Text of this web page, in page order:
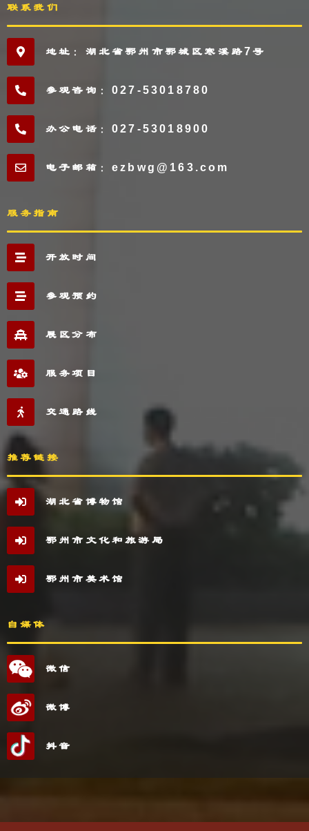
联系我们
地址：湖北省鄂州市鄂城区寒溪路7号
参观咨询：027-53018780
办公电话：027-53018900
电子邮箱：ezbwg@163.com
服务指南
开放时间
参观预约
展区分布
服务项目
交通路线
推荐链接
湖北省博物馆
鄂州市文化和旅游局
鄂州市美术馆
自媒体
微信
微博
抖音